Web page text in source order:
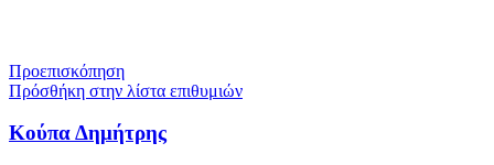
Προεπισκόπηση
Πρόσθήκη στην λίστα επιθυμιών
Κούπα Δημήτρης